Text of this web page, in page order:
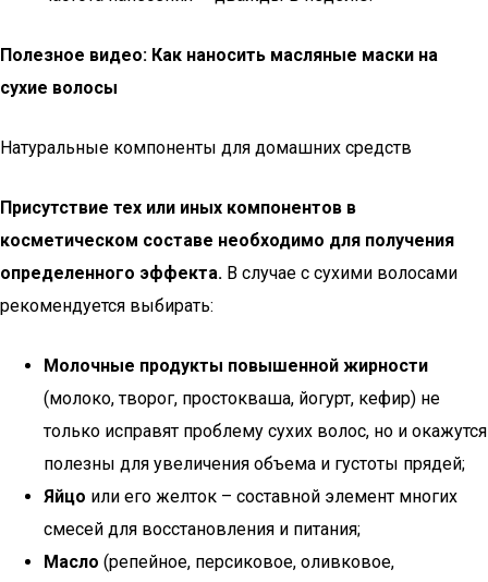
Полезное видео: Как наносить масляные маски на
сухие волосы
Натуральные компоненты для домашних средств
Присутствие тех или иных компонентов в
косметическом составе необходимо для получения
определенного эффекта. В случае с сухими волосами
рекомендуется выбирать:
Молочные продукты повышенной жирности
(молоко, творог, простокваша, йогурт, кефир) не
только исправят проблему сухих волос, но и окажутся
полезны для увеличения объема и густоты прядей;
Яйцо или его желток – составной элемент многих
смесей для восстановления и питания;
Масло (репейное, персиковое, оливковое,